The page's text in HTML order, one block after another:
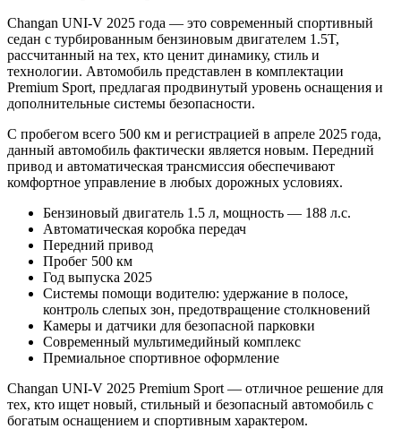
Changan UNI-V 2025 года — это современный спортивный
седан с турбированным бензиновым двигателем 1.5T,
рассчитанный на тех, кто ценит динамику, стиль и
технологии. Автомобиль представлен в комплектации
Premium Sport, предлагая продвинутый уровень оснащения и
дополнительные системы безопасности.
С пробегом всего 500 км и регистрацией в апреле 2025 года,
данный автомобиль фактически является новым. Передний
привод и автоматическая трансмиссия обеспечивают
комфортное управление в любых дорожных условиях.
Бензиновый двигатель 1.5 л, мощность — 188 л.с.
Автоматическая коробка передач
Передний привод
Пробег 500 км
Год выпуска 2025
Системы помощи водителю: удержание в полосе,
контроль слепых зон, предотвращение столкновений
Камеры и датчики для безопасной парковки
Современный мультимедийный комплекс
Премиальное спортивное оформление
Changan UNI-V 2025 Premium Sport — отличное решение для
тех, кто ищет новый, стильный и безопасный автомобиль с
богатым оснащением и спортивным характером.